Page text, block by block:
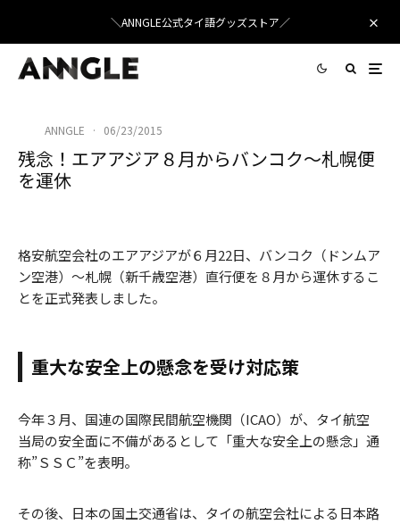
＼ANNGLE公式タイ語グッズストア／
ANNGLE · 06/23/2015
残念！エアアジア８月からバンコク〜札幌便
を運休
格安航空会社のエアアジアが６月22日、バンコク（ドンムア
ン空港）〜札幌（新千歳空港）直行便を８月から運休するこ
とを正式発表しました。
重大な安全上の懸念を受け対応策
今年３月、国連の国際民間航空機関（ICAO）が、タイ航空
当局の安全面に不備があるとして「重大な安全上の懸念」通
称”ＳＳＣ”を表明。
その後、日本の国土交通省は、タイの航空会社による日本路